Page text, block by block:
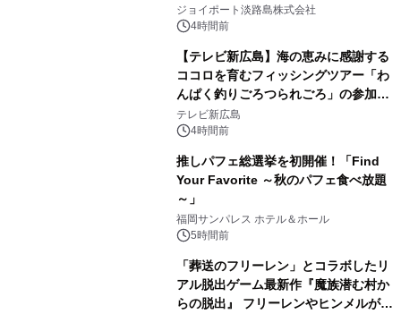
開始！
ジョイポート淡路島株式会社
4時間前
【テレビ新広島】海の恵みに感謝する
ココロを育むフィッシングツアー「わ
んぱく釣りごろつられごろ」の参加小
学生を募集
テレビ新広島
4時間前
推しパフェ総選挙を初開催！「Find
Your Favorite ～秋のパフェ食べ放題
～」
福岡サンパレス ホテル＆ホール
5時間前
「葬送のフリーレン」とコラボしたリ
アル脱出ゲーム最新作『魔族潜む村か
らの脱出』 フリーレンやヒンメルが武